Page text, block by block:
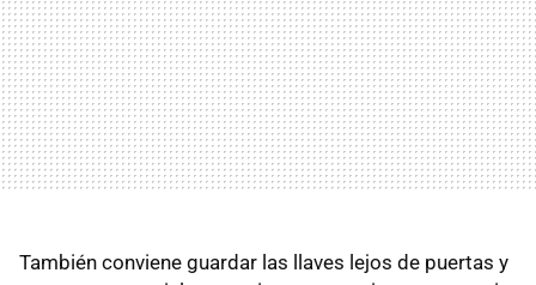
También conviene guardar las llaves lejos de puertas y